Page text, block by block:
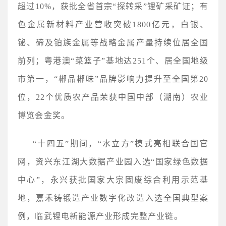
超过10%，获批全省首宗“探转采”锂矿采矿证；有
色金属新材料产业营收突破1800亿元，白银、
铋、碲及铂族金属等战略金属产量持续位居全国
前列；粤港澳“菜篮子”基地达251个、居全国地级
市第一，“郴品郴味”品牌影响力提升至全国第20
位，22个优质农产品荣获中国中部（湖南）农业
博览会金奖。
“十四五”期间，“水立方”模式亮相联合国官
网，资兴东江湖大数据产业园入选“国家绿色数据
中心”，永兴获批国家大宗固废综合利用示范基
地，嘉禾铸锻造产业数字化改造入选全国典型案
例，临武锂电新能源产业形成完整产业链。